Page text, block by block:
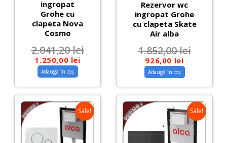
ingropat
Grohe cu
clapeta Nova
Cosmo
2.041,20lei
1.250,00 lei
Adaugă în coș
Rezervor wc
ingropat Grohe
cu clapeta Skate
Air alba
1.852,00lei
926,00 lei
Adaugă în coș
Sale! Sale!